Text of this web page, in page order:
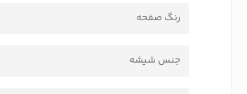
رنگ صفحه
جنس شیشه